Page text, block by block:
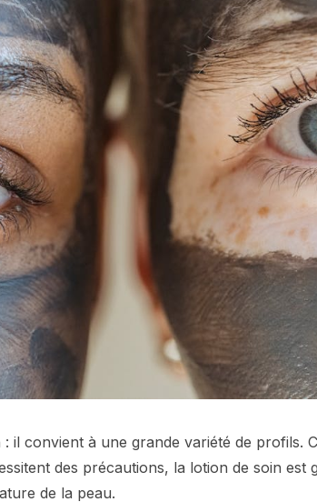
: il convient à une grande variété de profils.
des précautions, la lotion de soin est
de la peau.